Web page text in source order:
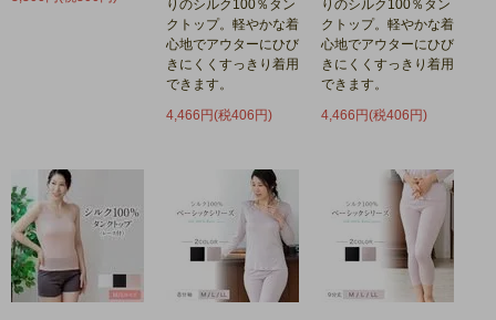
りのシルク100％タン
クトップ。軽やかな着
心地でアウターにひび
きにくくすっきり着用
できます。
4,466円(税406円)
りのシルク100％タン
クトップ。軽やかな着
心地でアウターにひび
きにくくすっきり着用
できます。
4,466円(税406円)